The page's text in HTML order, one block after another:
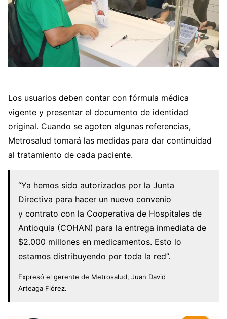
Los usuarios deben contar con fórmula médica
vigente y presentar el documento de identidad
original. Cuando se agoten algunas referencias,
Metrosalud tomará las medidas para dar continuidad
al tratamiento de cada paciente.
“Ya hemos sido autorizados por la Junta
Directiva para hacer un nuevo convenio
y contrato con la Cooperativa de Hospitales de
Antioquia (COHAN) para la entrega inmediata de
$2.000 millones en medicamentos. Esto lo
estamos distribuyendo por toda la red”.
Expresó el gerente de Metrosalud, Juan David
Arteaga Flórez.